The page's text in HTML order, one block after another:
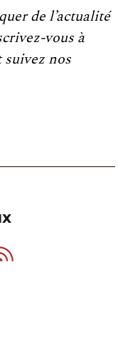
de l’actualité
vous à
nos